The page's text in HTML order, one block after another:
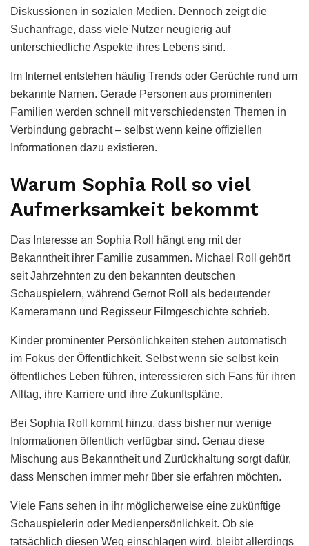
Diskussionen in sozialen Medien. Dennoch zeigt die
Suchanfrage, dass viele Nutzer neugierig auf
unterschiedliche Aspekte ihres Lebens sind.
Im Internet entstehen häufig Trends oder Gerüchte rund um
bekannte Namen. Gerade Personen aus prominenten
Familien werden schnell mit verschiedensten Themen in
Verbindung gebracht – selbst wenn keine offiziellen
Informationen dazu existieren.
Warum Sophia Roll so viel
Aufmerksamkeit bekommt
Das Interesse an Sophia Roll hängt eng mit der
Bekanntheit ihrer Familie zusammen. Michael Roll gehört
seit Jahrzehnten zu den bekannten deutschen
Schauspielern, während Gernot Roll als bedeutender
Kameramann und Regisseur Filmgeschichte schrieb.
Kinder prominenter Persönlichkeiten stehen automatisch
im Fokus der Öffentlichkeit. Selbst wenn sie selbst kein
öffentliches Leben führen, interessieren sich Fans für ihren
Alltag, ihre Karriere und ihre Zukunftspläne.
Bei Sophia Roll kommt hinzu, dass bisher nur wenige
Informationen öffentlich verfügbar sind. Genau diese
Mischung aus Bekanntheit und Zurückhaltung sorgt dafür,
dass Menschen immer mehr über sie erfahren möchten.
Viele Fans sehen in ihr möglicherweise eine zukünftige
Schauspielerin oder Medienpersönlichkeit. Ob sie
tatsächlich diesen Weg einschlagen wird, bleibt allerdings